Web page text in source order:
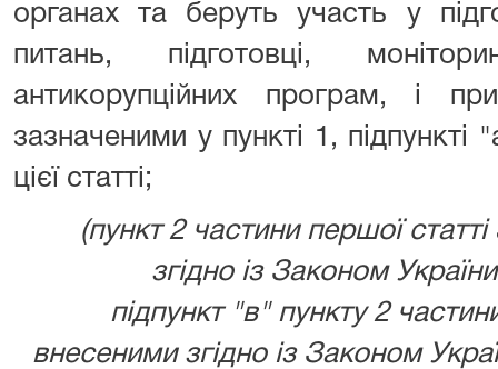
органах та беруть участь у
питань, підготовці,
антикорупційних програм, і
зазначеними у пункті 1,
цієї статті;
(пункт 2 частини першої
згідно із Законом
підпункт "в" пункту 2
внесеними згідно із Законом